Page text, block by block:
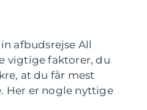
afbudsrejse All
vigtige faktorer, du
at du får mest
Her er nogle nyttige